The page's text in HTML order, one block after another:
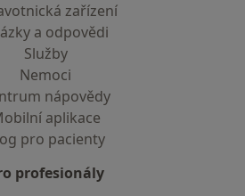
zařízení
a odpovědi
Služby
Nemoci
nápovědy
aplikace
pro pacienty
profesionály